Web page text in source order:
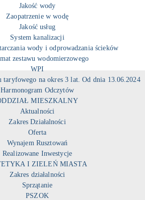
Jakość wody
Zaopatrzenie w wodę
Jakość usług
System kanalizacji
wody i odprowadzania ścieków
zestawu wodomierzowego
WPI
taryfowego na okres 3 lat. Od dnia 13.06.2024
Harmonogram Odczytów
MIESZKALNY
Aktualności
Zakres Działalności
Oferta
Wynajem Rusztowań
Realizowane Inwestycje
I ZIELEŃ MIASTA
Zakres działalności
Sprzątanie
PSZOK